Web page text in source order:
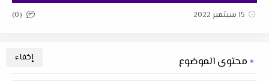
15 سبتمبر 2022 (0)
محتوى الموضوع